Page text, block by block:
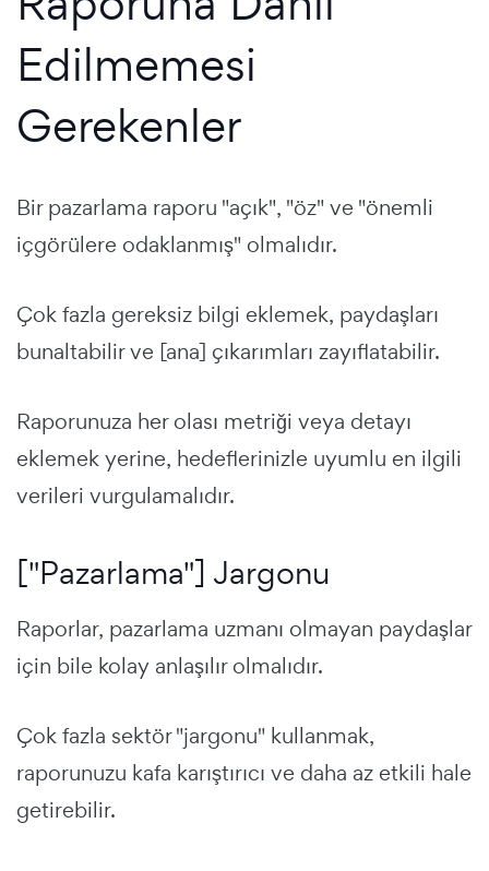
Edilmemesi
Gerekenler
Bir pazarlama raporu "açık", "öz" ve "önemli
içgörülere odaklanmış" olmalıdır.
Çok fazla gereksiz bilgi eklemek, paydaşları
bunaltabilir ve [ana] çıkarımları zayıflatabilir.
Raporunuza her olası metriği veya detayı
eklemek yerine, hedeflerinizle uyumlu en ilgili
verileri vurgulamalıdır.
["Pazarlama"] Jargonu
Raporlar, pazarlama uzmanı olmayan paydaşlar
için bile kolay anlaşılır olmalıdır.
Çok fazla sektör "jargonu" kullanmak,
raporunuzu kafa karıştırıcı ve daha az etkili hale
getirebilir.